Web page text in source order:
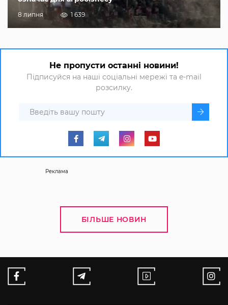
8 липня 1 639
Не пропусти останні новини!
Підписуйся на наші соціальні мережі та e-mail
розсилку.
Реклама
БІЛЬШЕ НОВИН